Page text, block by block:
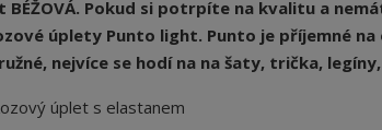
BÉŽOVÁ. Pokud si potrpíte na kvalitu a
úplety Punto light. Punto je příjemné
nejvíce se hodí na na šaty, trička,
úplet s elastanem